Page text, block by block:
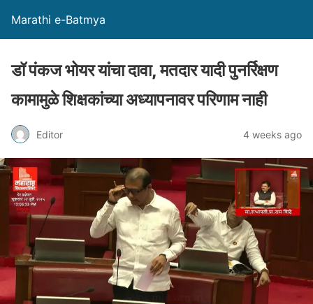
Marathi e-Batmya
डॉ पंकज भोयर यांचा दावा, मतदार यादी पुनर्रिक्षण
कामामुळे शिक्षकांच्या अध्यापनावर परिणाम नाही
Editor 4 weeks ago